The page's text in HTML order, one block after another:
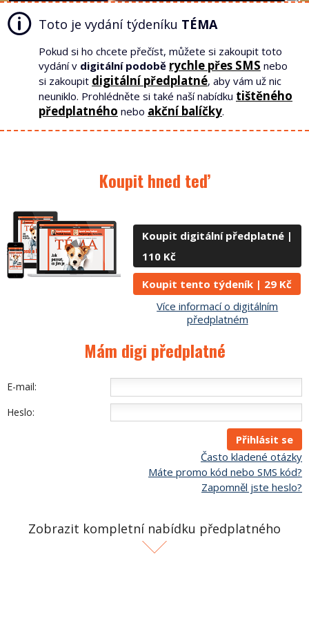
Toto je vydání týdeníku TÉMA
Pokud si ho chcete přečíst, můžete si zakoupit toto
vydání v digitální podobě rychle přes SMS nebo
si zakoupit digitální předplatné, aby vám už nic
neuniklo. Prohlédněte si také naší nabídku tištěného
předplatného nebo akční balíčky.
Koupit hned teď
Koupit digitální předplatné |
110 Kč
Koupit tento týdeník | 29 Kč
Více informací o digitálním
předplatném
Mám digi předplatné
E-mail:
Heslo:
Často kladené otázky
Máte promo kód nebo SMS kód?
Zapomněl jste heslo?
Zobrazit kompletní nabídku předplatného